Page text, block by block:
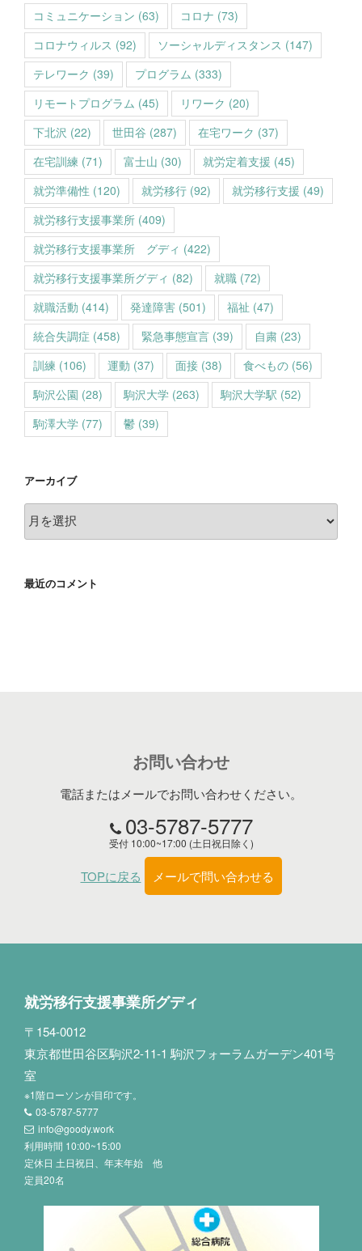
コミュニケーション (63) コロナ (73)
コロナウィルス (92) ソーシャルディスタンス (147)
テレワーク (39) プログラム (333)
リモートプログラム (45) リワーク (20)
下北沢 (22) 世田谷 (287) 在宅ワーク (37)
在宅訓練 (71) 富士山 (30) 就労定着支援 (45)
就労準備性 (120) 就労移行 (92) 就労移行支援 (49)
就労移行支援事業所 (409)
就労移行支援事業所 グディ (422)
就労移行支援事業所グディ (82) 就職 (72)
就職活動 (414) 発達障害 (501) 福祉 (47)
統合失調症 (458) 緊急事態宣言 (39) 自粛 (23)
訓練 (106) 運動 (37) 面接 (38) 食べもの (56)
駒沢公園 (28) 駒沢大学 (263) 駒沢大学駅 (52)
駒澤大学 (77) 鬱 (39)
アーカイブ
ア
ー
イ
最近のコメント
お問い合わせ
電話またはメールでお問い合わせください。
03-5787-5777
受付 10:00~17:00 (土日祝日除く)
TOPに戻る メールで問い合わせる
就労移行支援事業所グディ
〒154-0012
東京都世田谷区駒沢2-11-1 駒沢フォーラムガーデン401号
室
※1階ローソンが目印です。
03-5787-5777
info@goody.work
利用時間 10:00~15:00
定休日 土日祝日、年末年始 他
定員20名